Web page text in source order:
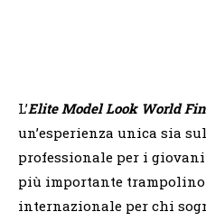
L’Elite Model Look World
un’esperienza unica sia
professionale per i
più importante
internazionale per chi